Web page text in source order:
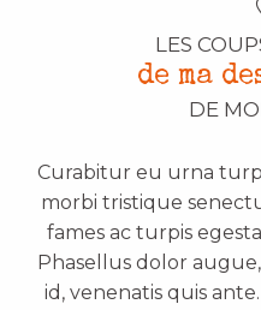
LES
de ma
DE
Curabitur eu urna
morbi tristique
fames ac turpis
Phasellus dolor
id, venenatis quis